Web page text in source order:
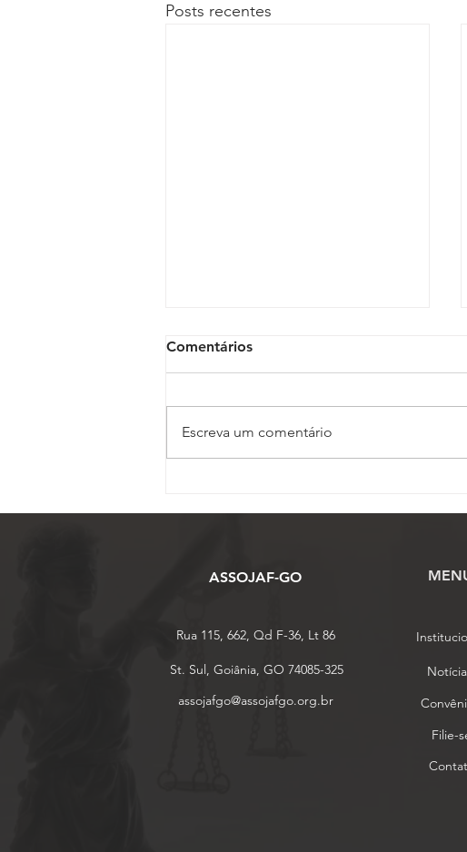
Posts recentes
anos de uma trajetória
Comentários
Escreva um comentário
ASSOJAF-GO
Rua 115, 662, Qd F-36, Lt 86
St. Sul, Goiânia, GO 74085-325
assojafgo@assojafgo.org.br
Filie-